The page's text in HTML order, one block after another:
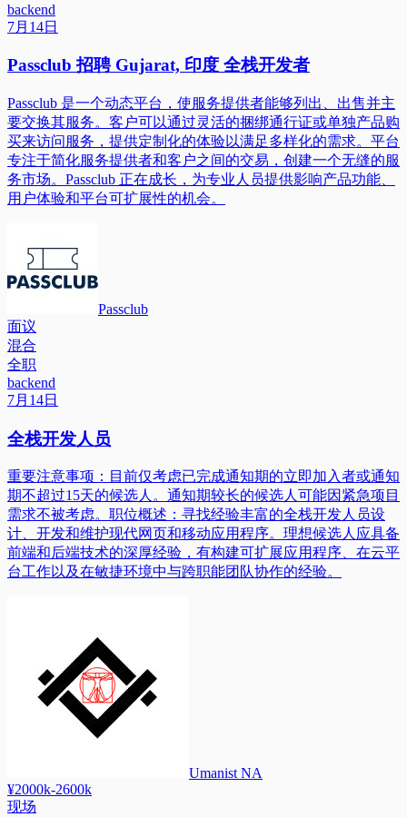
backend
7月14日
Passclub 招聘 Gujarat, 印度 全栈开发者
Passclub 是一个动态平台，使服务提供者能够列出、出售并主
要交换其服务。客户可以通过灵活的捆绑通行证或单独产品购
买来访问服务，提供定制化的体验以满足多样化的需求。平台
专注于简化服务提供者和客户之间的交易，创建一个无缝的服
务市场。Passclub 正在成长，为专业人员提供影响产品功能、
用户体验和平台可扩展性的机会。
Passclub
面议
混合
全职
backend
7月14日
全栈开发人员
重要注意事项：目前仅考虑已完成通知期的立即加入者或通知
期不超过15天的候选人。通知期较长的候选人可能因紧急项目
需求不被考虑。职位概述：寻找经验丰富的全栈开发人员设
计、开发和维护现代网页和移动应用程序。理想候选人应具备
前端和后端技术的深厚经验，有构建可扩展应用程序、在云平
台工作以及在敏捷环境中与跨职能团队协作的经验。
Umanist NA
¥2000k-2600k
现场